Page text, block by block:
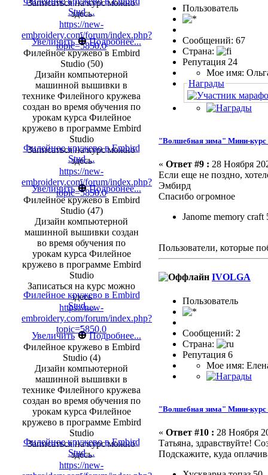
Записаться на курс можно
здесь
https://new-
embroidery.com/forum/index.php?
topic=5850.0
Stud…
Увеличить ⊕ Подробнее...
Филейное кружево в Embird
Studio (50)
Дизайн компьютерной
машинной вышивки в
технике Филейного кружева
создан во время обучения по
урокам курса Филейное
кружево в программе Embird
Studio
Записаться на курс можно
здесь
https://new-
embroidery.com/forum/index.php?
topic=5850.0
Филейное кружево в Embird
Stud…
Увеличить ⊕ Подробнее...
Филейное кружево в Embird
Studio (47)
Дизайн компьютерной
машинной вышивки создан
во время обучения по
урокам курса Филейное
кружево в программе Embird
Studio
Записаться на курс можно
здесь
https://new-
embroidery.com/forum/index.php?
topic=5850.0
Филейное кружево в Embird
Stud…
Увеличить ⊕ Подробнее...
Филейное кружево в Embird
Studio (4)
Дизайн компьютерной
машинной вышивки в
технике Филейного кружева
создан во время обучения по
урокам курса Филейное
кружево в программе Embird
Studio
Записаться на курс можно
здесь
https://new-
Филейное кружево в Embird
Stud…
Пользовaтeль
Сообщений: 67
Страна:
Репутация 24
Мое имя:
Награды
"Волшебная зима" Мини-курс
« Ответ #9 : 28 Ноября
Если еще не поздно,
Эмбирд
Спасибо огромное
Janome memory craft
Пользователи, которые
IVOLGA
Пользователь
Сообщений: 2
Страна:
Репутация 6
Мое имя:
"Волшебная зима" Мини-курс
« Ответ #10 : 28 Ноября
Татьяна, здравствуйте!
Подскажите, куда